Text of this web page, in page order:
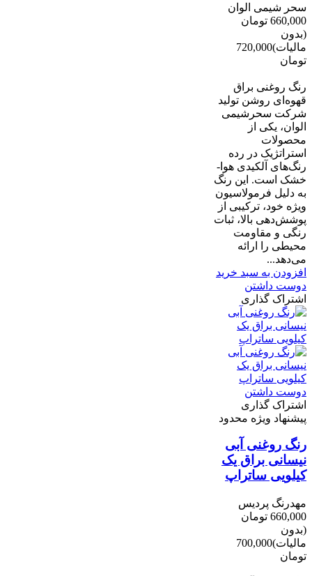
سحر شیمی الوان
660,000 تومان
(بدون
مالیات)720,000
تومان
رنگ روغنی براق
قهوه‌ای روشن تولید
شرکت سحرشیمی
الوان، یکی از
محصولات
استراتژیک در رده
رنگ‌های آلکیدی هوا-
خشک است. این رنگ
به دلیل فرمولاسیون
ویژه خود، ترکیبی از
پوشش‌دهی بالا، ثبات
رنگی و مقاومت
محیطی را ارائه
می‌دهد...
افزودن به سبد خرید
دوست داشتن
اشتراک گذاری
دوست داشتن
اشتراک گذاری
پیشنهاد ویژه محدود
رنگ روغنی آبی
نیسانی براق یک
کیلویی ساتراپ
مهدرنگ پردیس
660,000 تومان
(بدون
مالیات)700,000
تومان